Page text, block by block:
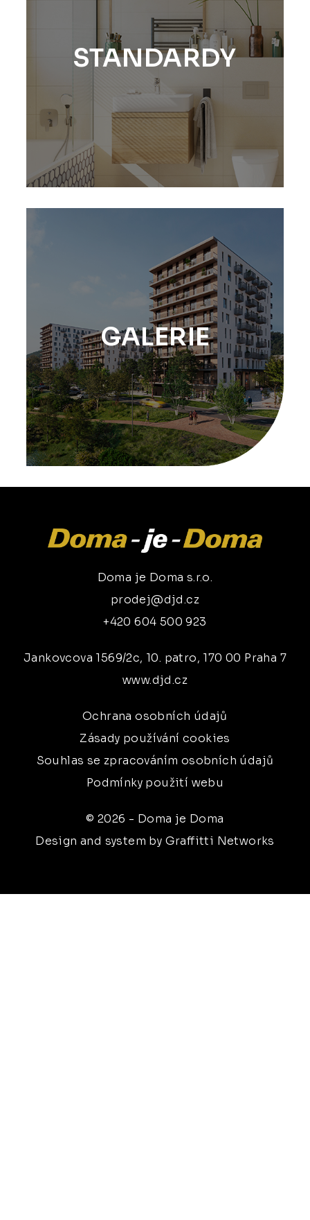
STANDARDY
GALERIE
Doma je Doma s.r.o.
prodej@djd.cz
+420 604 500 923
Jankovcova 1569/2c, 10. patro, 170 00 Praha 7
www.djd.cz
Ochrana osobních údajů
Zásady používání cookies
Souhlas se zpracováním osobních údajů
Podmínky použití webu
© 2026 - Doma je Doma
Design and system by Graffitti Networks